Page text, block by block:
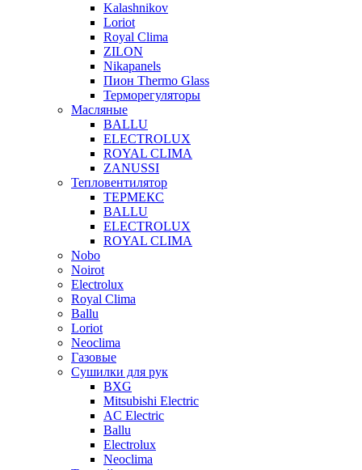
Kalashnikov
Loriot
Royal Clima
ZILON
Nikapanels
Пион Thermo Glass
Терморегуляторы
Масляные
BALLU
ELECTROLUX
ROYAL CLIMA
ZANUSSI
Тепловентилятор
ТЕРМЕКС
BALLU
ELECTROLUX
ROYAL CLIMA
Nobo
Noirot
Electrolux
Royal Clima
Ballu
Loriot
Neoclima
Газовые
Сушилки для рук
BXG
Mitsubishi Electric
AC Electric
Ballu
Electrolux
Neoclima